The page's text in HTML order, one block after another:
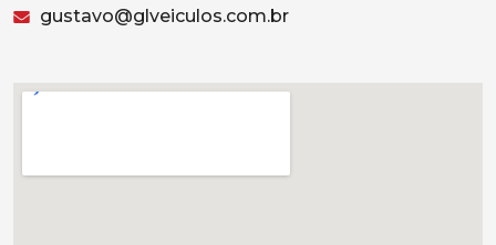
gustavo@glveiculos.com.br